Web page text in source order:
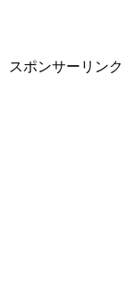
スポンサーリンク